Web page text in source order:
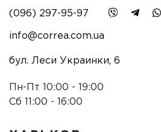
(096) 297-95-97
info@correa.com.ua
бул. Леси Украинки, 6
Пн-Пт 10:00 - 19:00
Сб 11:00 - 16:00